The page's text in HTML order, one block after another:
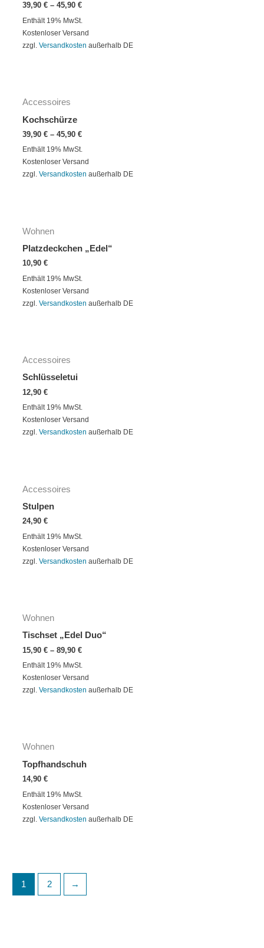
39,90 €– 45,90 €
Enthält 19% MwSt.
Kostenloser Versand
zzgl. Versandkosten außerhalb DE
Accessoires
Kochschürze
39,90 €– 45,90 €
Enthält 19% MwSt.
Kostenloser Versand
zzgl. Versandkosten außerhalb DE
Wohnen
Platzdeckchen „Edel“
10,90 €
Enthält 19% MwSt.
Kostenloser Versand
zzgl. Versandkosten außerhalb DE
Accessoires
Schlüsseletui
12,90 €
Enthält 19% MwSt.
Kostenloser Versand
zzgl. Versandkosten außerhalb DE
Accessoires
Stulpen
24,90 €
Enthält 19% MwSt.
Kostenloser Versand
zzgl. Versandkosten außerhalb DE
Wohnen
Tischset „Edel Duo“
15,90 €– 89,90 €
Enthält 19% MwSt.
Kostenloser Versand
zzgl. Versandkosten außerhalb DE
Wohnen
Topfhandschuh
14,90 €
Enthält 19% MwSt.
Kostenloser Versand
zzgl. Versandkosten außerhalb DE
1 2 →